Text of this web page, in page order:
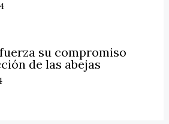
su compromiso
de las abejas